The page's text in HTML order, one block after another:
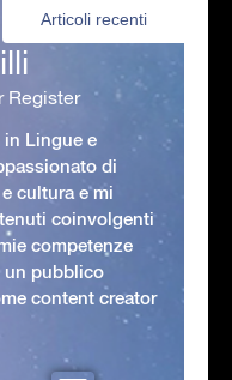
Articoli recenti
Register
Lingue e
di
cultura e mi
coinvolgenti
competenze
un pubblico
content creator